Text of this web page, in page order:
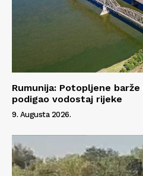
Info
Rumunija: Potopljene
podigao vodostaj rijeke
9. Augusta 2026.